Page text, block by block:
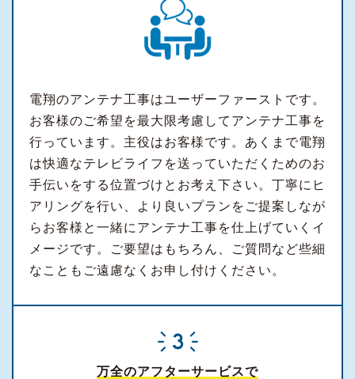
電翔のアンテナ工事はユーザーファーストです。
お客様のご希望を最大限考慮してアンテナ工事を
行っています。主役はお客様です。あくまで電翔
は快適なテレビライフを送っていただくためのお
手伝いをする位置づけとお考え下さい。丁寧にヒ
アリングを行い、より良いプランをご提案しなが
らお客様と一緒にアンテナ工事を仕上げていくイ
メージです。ご要望はもちろん、ご質問など些細
なこともご遠慮なくお申し付けください。
万全のアフターサービスで